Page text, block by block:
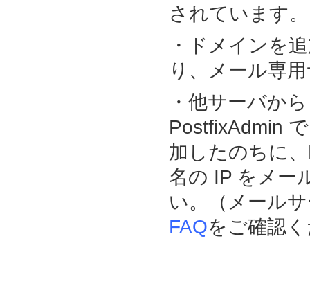
されています。
・ドメインを
り、メール専
・他サーバか
PostfixAdmin
加したのちに
名の IP をメー
い。（メール
FAQをご確認